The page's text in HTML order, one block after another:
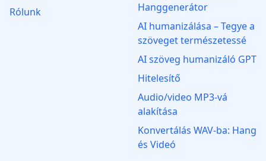
Rólunk
Hanggenerátor
AI humanizálása – Tegye a
szöveget természetessé
AI szöveg humanizáló GPT
Hitelesítő
Audio/video MP3‑vá
alakítása
Konvertálás WAV-ba: Hang
és Videó